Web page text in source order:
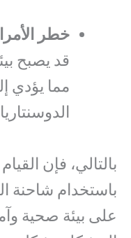
خطر
قد يصبح
مما يؤدي
بالتالي، فإن
باستخدام شاحنة
على بيئة صحية